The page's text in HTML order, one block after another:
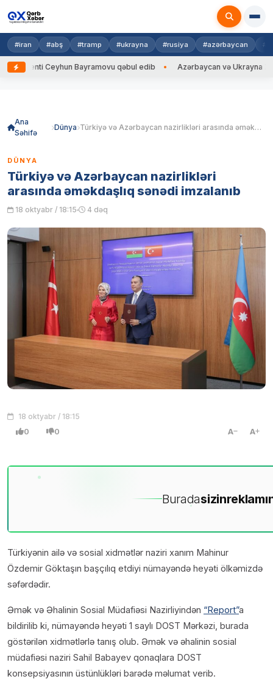
#iran #abş #tramp #ukrayna #rusiya #azərbaycan
Ceyhun Bayramovu qəbul edib Azərbaycan və Ukrayna XİN
Ana
Səhifə
Dünya Türkiyə və Azərbaycan nazirlikləri arasında əməkdaşlıq sənədi imzalanıb
DÜNYA
Türkiyə və Azərbaycan nazirlikləri
arasında əməkdaşlıq sənədi imzalanıb
18 oktyabr / 18:15 4 dəq
18 oktyabr / 18:15
0 0 A A
Buradasizin
Türkiyənin ailə və sosial xidmətlər naziri xanım Mahinur
Özdemir Göktaşın başçılıq etdiyi nümayəndə heyəti ölkəmizdə
səfərdədir.
Əmək və Əhalinin Sosial Müdafiəsi Nazirliyindən “Report”a
bildirilib ki, nümayəndə heyəti 1 saylı DOST Mərkəzi, burada
göstərilən xidmətlərlə tanış olub. Əmək və əhalinin sosial
müdafiəsi naziri Sahil Babayev qonaqlara DOST
konsepsiyasının üstünlükləri barədə məlumat verib.